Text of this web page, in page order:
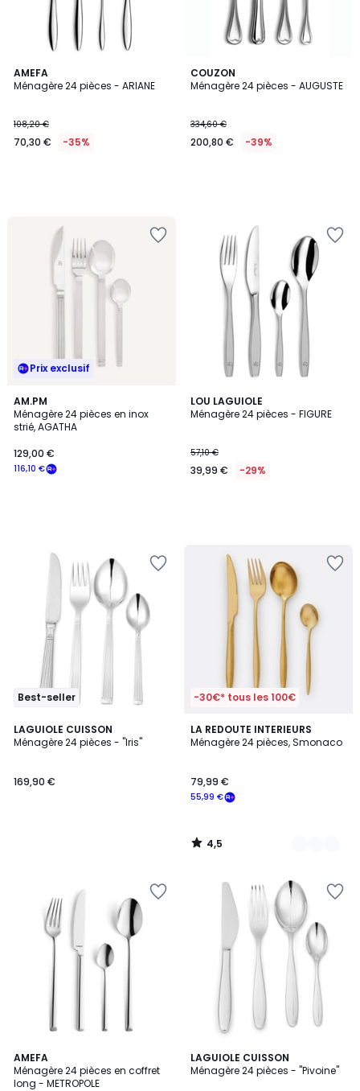
AMEFA
Ménagère 24 pièces - ARIANE
108,20 €
70,30 € -35%
COUZON
Ménagère 24 pièces - AUGUSTE
334,60 €
200,80 € -39%
Prix exclusif
AM.PM
Ménagère 24 pièces en inox
strié, AGATHA
116,10 €
129,00 €
LOU LAGUIOLE
Ménagère 24 pièces - FIGURE
57,10 €
39,99 € -29%
Best-seller
LAGUIOLE CUISSON
Ménagère 24 pièces - "Iris"
169,90 €
-30€* tous les 100€
LA REDOUTE INTERIEURS
Ménagère 24 pièces, Smonaco
55,99 €
79,99 €
4,5
/ 5
2
Couleurs
4,5
/
AMEFA
Ménagère 24 pièces en coffret
long - METROPOLE
LAGUIOLE CUISSON
Ménagère 24 pièces - "Pivoine"